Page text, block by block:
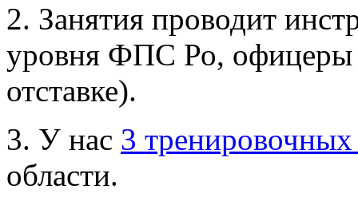
2. Занятия проводит
уровня ФПС Ро, офицеры
отставке).
3. У нас 3
области.